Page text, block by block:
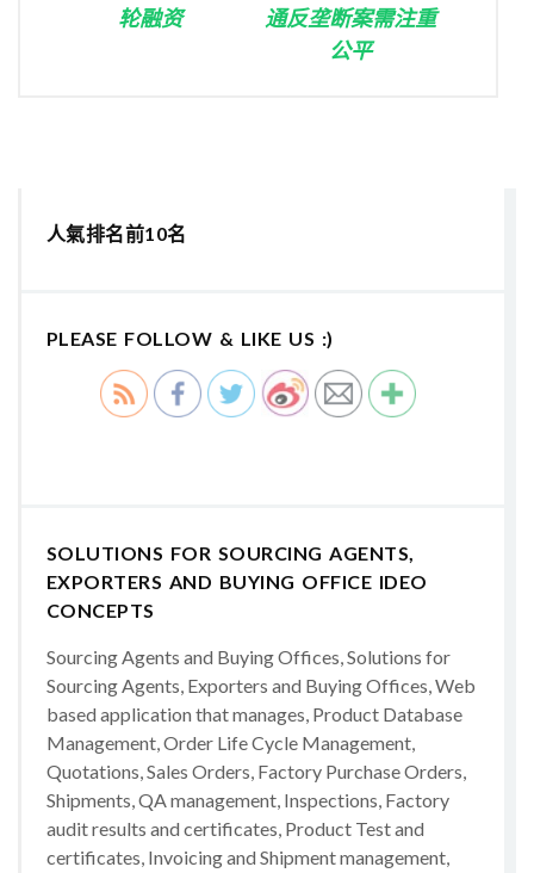
轮融资
通反垄断案需注重
公平
人氣排名前10名
PLEASE FOLLOW & LIKE US :)
SOLUTIONS FOR SOURCING AGENTS,
EXPORTERS AND BUYING OFFICE IDEO
CONCEPTS
Sourcing Agents and Buying Offices, Solutions for
Sourcing Agents, Exporters and Buying Offices, Web
based application that manages, Product Database
Management, Order Life Cycle Management,
Quotations, Sales Orders, Factory Purchase Orders,
Shipments, QA management, Inspections, Factory
audit results and certificates, Product Test and
certificates, Invoicing and Shipment management,